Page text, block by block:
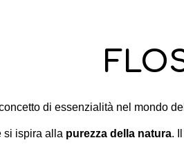
di essenzialità nel mondo
si ispira alla purezza della natura.